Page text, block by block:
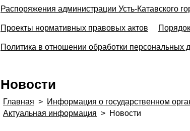
Распоряжения администрации Усть-Катавского
Проекты нормативных правовых актов
Политика в отношении обработки персональных
Новости
Главная > Информация о государственном
Актуальная информация > Новости